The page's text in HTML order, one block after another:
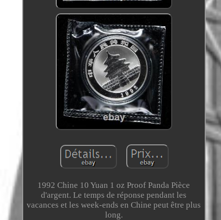
1992 Chine 10 Yuan 1 oz Proof Panda Pièce
d'argent. Le temps de réponse pendant les
vacances et les week-ends en Chine peut être plus
long.